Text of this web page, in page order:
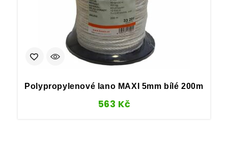
Polypropylenové lano MAXI 5mm bílé 200m
563 Kč